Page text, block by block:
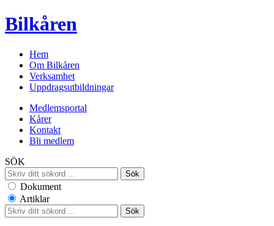
Bilkåren
Hem
Om Bilkåren
Verksamhet
Uppdragsutbildningar
Medlemsportal
Kårer
Kontakt
Bli medlem
SÖK
Dokument
Artiklar